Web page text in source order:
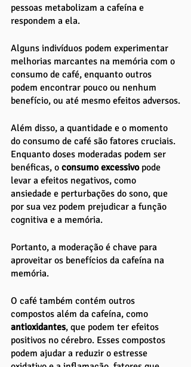
pessoas metabolizam a cafeína e
respondem a ela.
Alguns indivíduos podem experimentar
melhorias marcantes na memória com o
consumo de café, enquanto outros
podem encontrar pouco ou nenhum
benefício, ou até mesmo efeitos adversos.
Além disso, a quantidade e o momento
do consumo de café são fatores cruciais.
Enquanto doses moderadas podem ser
benéficas, o consumo excessivo pode
levar a efeitos negativos, como
ansiedade e perturbações do sono, que
por sua vez podem prejudicar a função
cognitiva e a memória.
Portanto, a moderação é chave para
aproveitar os benefícios da cafeína na
memória.
O café também contém outros
compostos além da cafeína, como
antioxidantes, que podem ter efeitos
positivos no cérebro. Esses compostos
podem ajudar a reduzir o estresse